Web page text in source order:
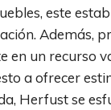
este
Además,
en un recurso
a ofrecer
Herfust se